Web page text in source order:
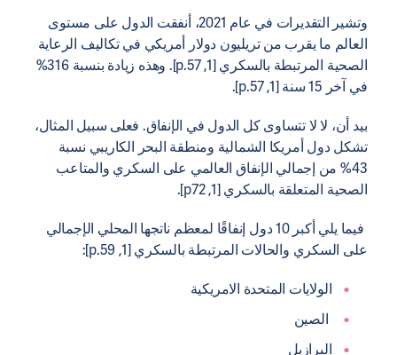
وتشير التقديرات في عام 2021، أنفقت الدول على مستوى
العالم ما يقرب من تريليون دولار أمريكي في تكاليف الرعاية
الصحية المرتبطة بالسكري [1, p.57]. وهذه زيادة بنسبة 316%
في آخر 15 سنة [1, p.57].
بيد أن، لا لا تتساوى كل الدول في الإنفاق. فعلى سبيل المثال،
تشكل دول أمريكا الشمالية ومنطقة البحر الكاريبي نسبة
43% من إجمالي الإنفاق العالمي على السكري والمتاعب
الصحية المتعلقة بالسكري [1, p72].
فيما يلي أكبر 10 دول إنفاقًا لمعظم ناتجها المحلي الإجمالي
على السكري والحالات المرتبطة بالسكري [1, p.59]:
الولايات المتحدة الامريكية
الصين
البرازيل